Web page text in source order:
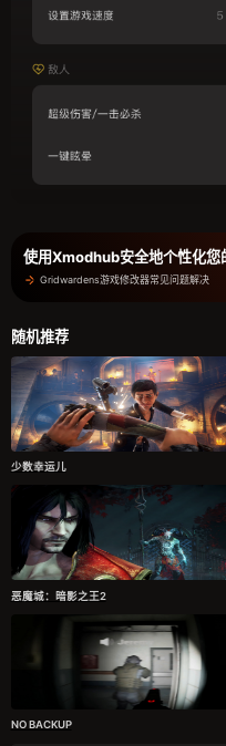
使用Xmodhub安全地个性化您
Gridwardens游戏修改器常见问题解决
随机推荐
少数幸运儿
恶魔城：暗影之王2
NO BACKUP